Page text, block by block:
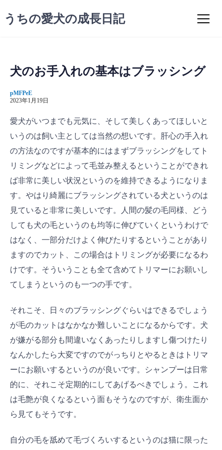
ンうちの愛犬の成長日記
犬のお手入れの基本はブラッシング
pMFPeE
2023年1月19日
愛犬がいつまでも元気に、そして美しくあってほしいと
いうのは飼い主としては当然の想いです。肝心の手入れ
の方法なのですが基本的にはまずブラッシングをしてト
リミングなどによって毛並み整えるということができれ
ば非常に美しい状況というのを維持できるようになりま
す。やはり綺麗にブラッシングされている犬というのは
見ていると非常に美しいです。人間の髪の毛同様、どう
しても犬の毛というのも均等に伸びていくというわけで
はなく、一部分だけよく伸びたりするということがあり
ますのでカット、この場合はトリミングが必要になるわ
けです。そういうことも全て含めてトリマーにお願いし
てしまうというのも一つの手です。
それこそ、日々のブラッシングぐらいはできるでしょう
が毛のカットはなかなか難しいことになるからです。犬
が嫌がる部分も間違いなくあったりしますし傷つけたり
なんかしたら大変ですのでがっちりとやるときはトリマ
ーにお願いするというのが良いです。シャンプーは日常
的に、それこそ定期的にしてあげるべきでしょう。これ
は毛艶が良くなるという面もそうなのですが、衛生面か
ら見てもそうです。
自分の毛を舐めて毛づくろいするというのは猫に限った